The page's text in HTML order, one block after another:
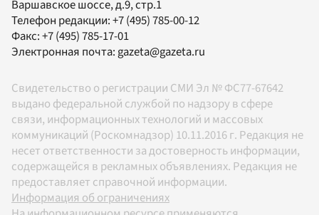
Варшавское шоссе, д.9, стр.1
Телефон редакции:+7 (495) 785-00-12
Факс:+7 (495) 785-17-01
Электронная почта: gazeta@gazeta.ru
Свидетельство о регистрации СМИ Эл № ФС77-67642
выдано федеральной службой по надзору в сфере
связи, информационных технологий и массовых
коммуникаций (Роскомнадзор) 10.11.2016 г. Редакция не
несет ответственности за достоверность информации,
содержащейся в рекламных объявлениях. Редакция не
предоставляет справочной информации.
Информация об ограничениях